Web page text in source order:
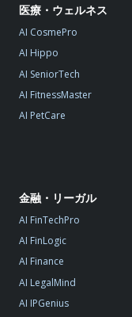
医療・ウェルネス
AI CosmePro
AI Hippo
AI SeniorTech
AI FitnessMaster
AI PetCare
金融・リーガル
AI FinTechPro
AI FinLogic
AI Finance
AI LegalMind
AI IPGenius